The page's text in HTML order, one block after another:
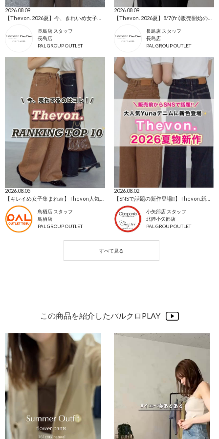
2026.08.09
長島店 スタッフ
長島店
PAL GROUP OUTLET
2026.08.09
【Thevon. 2026夏】8/7(fri)販売開始の新作アイテムまとめ🌷
長島店 スタッフ
長島店
PAL GROUP OUTLET
2026.08.05
鳥栖店 スタッフ
鳥栖店
PAL GROUP OUTLET
2026.08.02
【SNSで話題の新作登場‼️】Thevon.新作アイテム🌹
小矢部店 スタッフ
北陸小矢部店
PAL GROUP OUTLET
この商品を紹介したパルクロPLAY